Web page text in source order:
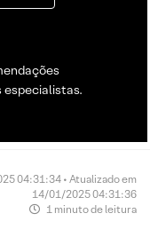
especialistas.
04:31:34 • Atualizado em
14/01/2025 04:31:36
1 minuto de leitura